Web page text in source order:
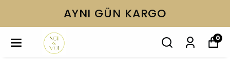
AYNI GÜN KARGO
0